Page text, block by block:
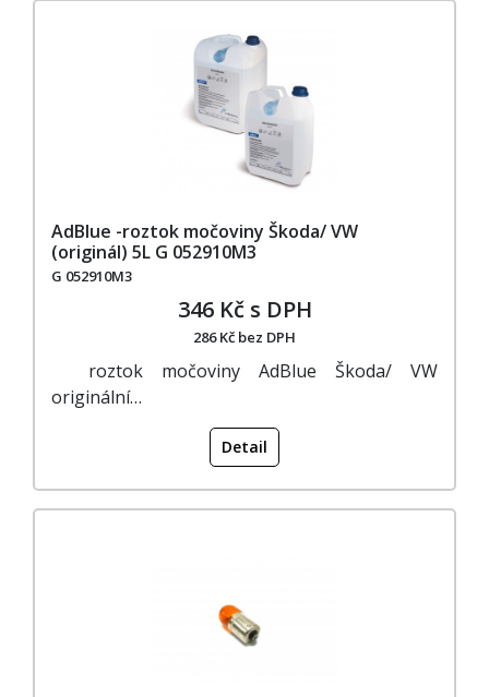
AdBlue -roztok močoviny Škoda/ VW
(originál) 5L G 052910M3
G 052910M3
346 Kč s DPH
286 Kč bez DPH
roztok močoviny AdBlue Škoda/ VW
originální…
Detail